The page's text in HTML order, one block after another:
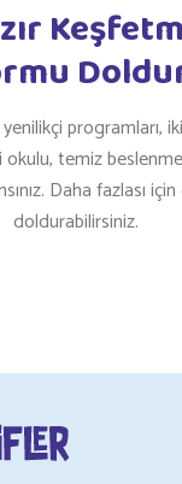
programları,
temiz
Daha fazlası
doldurabilirsiniz.